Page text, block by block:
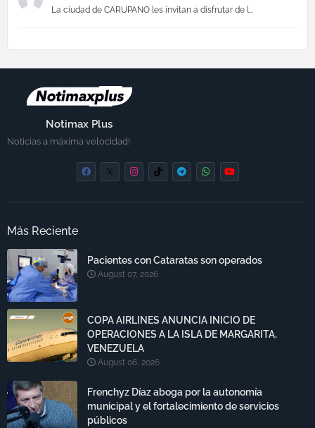
La ciudad de CARUPANO les invitan a disfrutar de l...
Notimax Plus
Noticias a máxima velocidad!
Más Reciente
Pacientes con Cataratas son operados
August 07, 2026
COPA AIRLINES ANUNCIA INICIO DE
OPERACIONES A LA ISLA DE MARGARITA,
VENEZUELA
August 06, 2026
Frenchyz Díaz aboga por la autonomía
municipal y el fortalecimiento de servicios
públicos